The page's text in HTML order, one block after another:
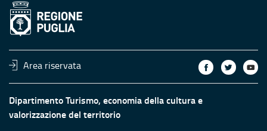
Area riservata
Dipartimento Turismo, economia della cultura e
valorizzazione del territorio